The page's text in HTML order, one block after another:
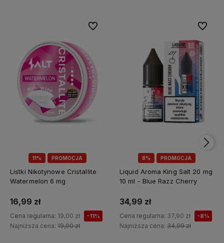
11% PROMOCJA
Listki Nikotynowe Cristallite
Watermelon 6 mg
16,99 zł
Cena regularna: 19,00 zł -11%
Najniższa cena: 19,00 zł
Do ulubionych
8% PROMOCJA
Liquid Aroma King Salt 20 mg
10 ml - Blue Razz Cherry
34,99 zł
Cena regularna: 37,90 zł -8%
Najniższa cena: 34,99 zł
Do